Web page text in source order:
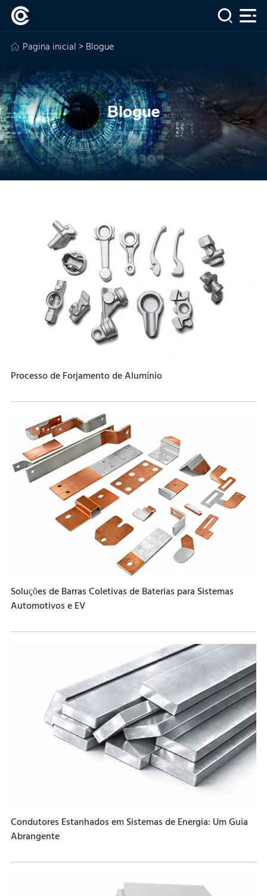
Pagina inicial> Blogue
Blogue
Processo de Forjamento de Alumínio
Soluções de Barras Coletivas de Baterias para Sistemas
Automotivos e EV
Condutores Estanhados em Sistemas de Energia: Um Guia
Abrangente